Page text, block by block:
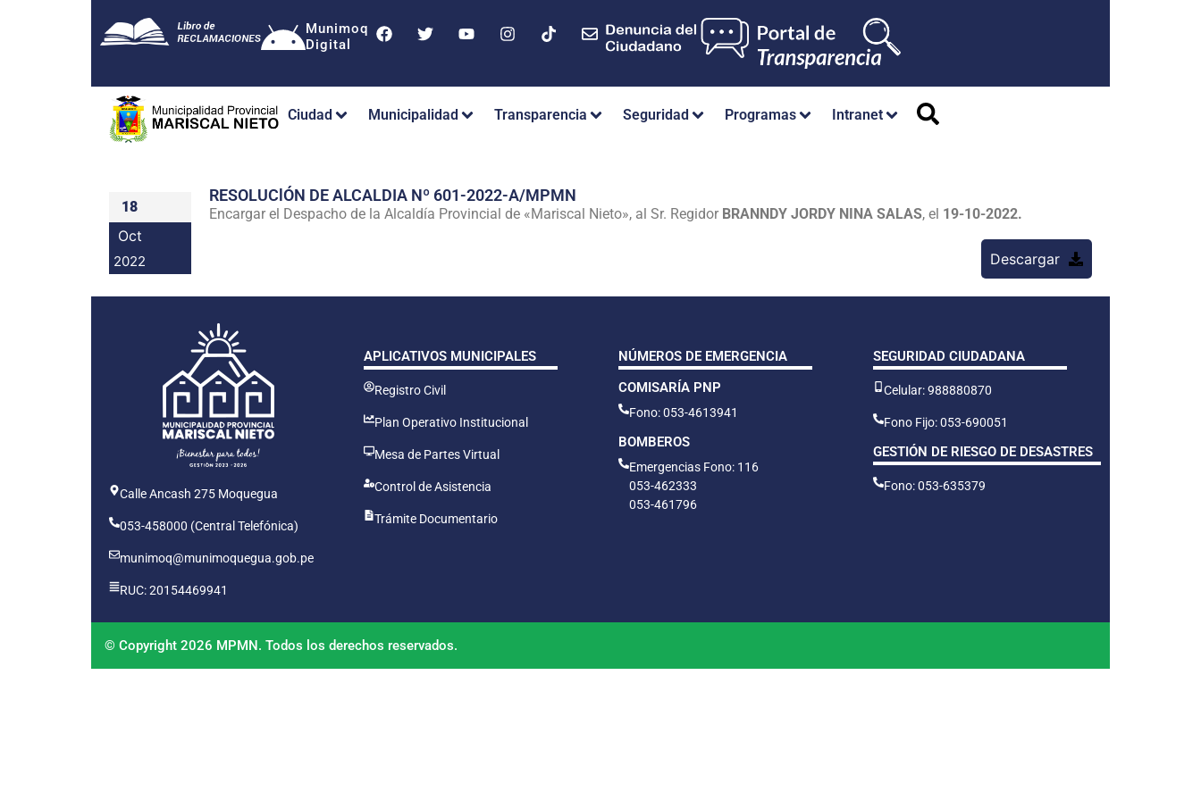
Munimoq
Digital
Ciudad Municipalidad Transparencia Seguridad Programas Intranet
18
Oct
2022
RESOLUClÓN DE ALCALDIA Nº 601-2022-A/MPMN
Encargar el Despacho de la Alcaldía Provincial de «Mariscal Nieto», al Sr. Regidor BRANNDY JORDY NINA SALAS, el 19-10-2022.
Descargar
Calle Ancash 275 Moquegua
053-458000 (Central Telefónica)
munimoq@munimoquegua.gob.pe
RUC: 20154469941
APLICATIVOS MUNICIPALES
Registro Civil
Plan Operativo Institucional
Mesa de Partes Virtual
Control de Asistencia
Trámite Documentario
NÚMEROS DE EMERGENCIA
COMISARÍA PNP
Fono: 053-4613941
BOMBEROS
Emergencias Fono: 116
053-462333
053-461796
SEGURIDAD CIUDADANA
Celular: 988880870
Fono Fijo: 053-690051
GESTIÓN DE RIESGO DE DESASTRES
Fono: 053-635379
© Copyright 2026 MPMN. Todos los derechos reservados.